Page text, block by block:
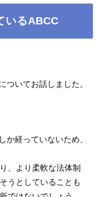
いるABCC
ついてお話しました。
か経っていないため、
、より柔軟な法体制
うとしていることも